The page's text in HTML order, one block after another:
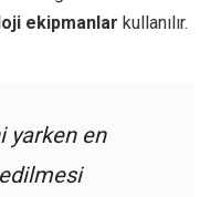
ekipmanlar kullanılır.
en